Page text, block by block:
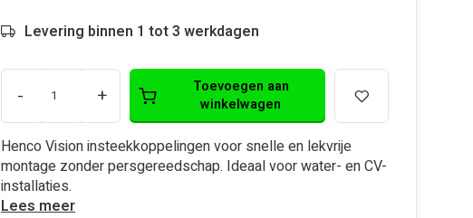
Levering binnen 1 tot 3 werkdagen
- +
Toevoegen aan
winkelwagen
Henco Vision insteekkoppelingen voor snelle en lekvrije
montage zonder persgereedschap. Ideaal voor water- en CV-
installaties.
Lees meer